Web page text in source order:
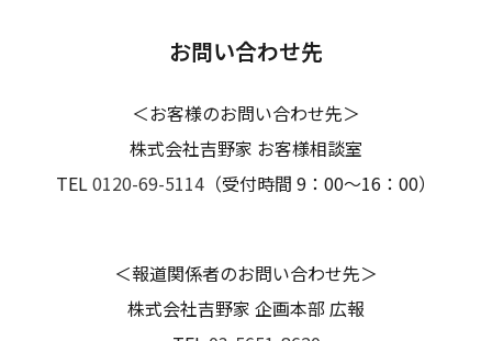
お問い合わせ先
＜お客様のお問い合わせ先＞
株式会社吉野家 お客様相談室
TEL0120-69-5114 （受付時間 9：00～16：00）
＜報道関係者のお問い合わせ先＞
株式会社吉野家 企画本部 広報